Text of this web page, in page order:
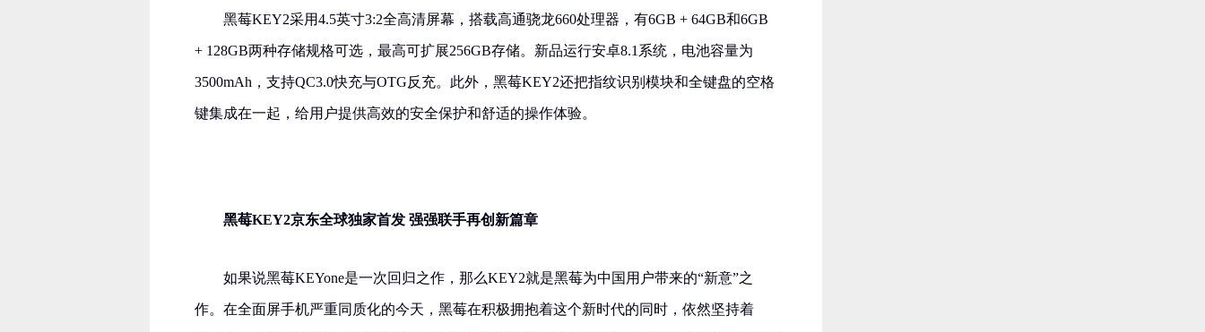
黑莓KEY2采用4.5英寸3:2全高清屏幕，搭载高通骁龙660处理器，有6GB + 64GB和6GB
+ 128GB两种存储规格可选，最高可扩展256GB存储。新品运行安卓8.1系统，电池容量为
3500mAh，支持QC3.0快充与OTG反充。此外，黑莓KEY2还把指纹识别模块和全键盘的空格
键集成在一起，给用户提供高效的安全保护和舒适的操作体验。
黑莓KEY2京东全球独家首发 强强联手再创新篇章
如果说黑莓KEYone是一次回归之作，那么KEY2就是黑莓为中国用户带来的“新意”之
作。在全面屏手机严重同质化的今天，黑莓在积极拥抱着这个新时代的同时，依然坚持着